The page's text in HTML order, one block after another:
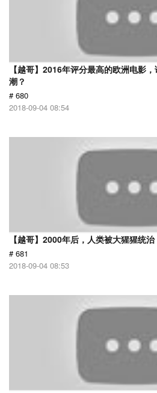
【越哥】2016年评分最高的欧洲电影
潮？
# 680
2018-09-04 08:54
【越哥】2000年后，人类被大猩猩统
# 681
2018-09-04 08:53